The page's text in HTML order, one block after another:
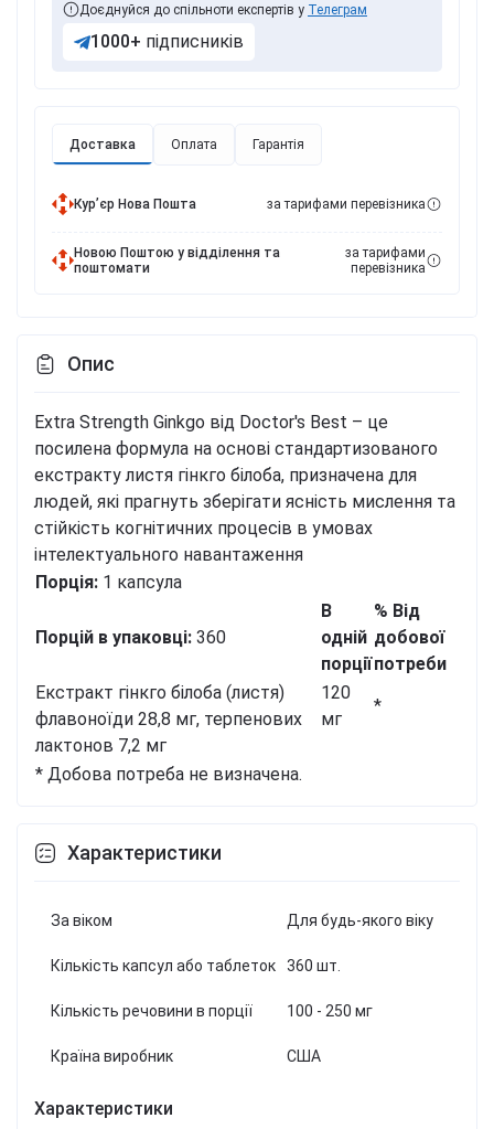
Доставка Оплата Гарантія
Курʼєр Нова Пошта за тарифами перевізника
Новою Поштою у відділення та
поштомати
за тарифами
перевізника
Доєднуйся до спільноти експертів у Телеграм
1000+ підписників
Опис
Extra Strength Ginkgo від Doctor's Best – це
посилена формула на основі стандартизованого
екстракту листя гінкго білоба, призначена для
людей, які прагнуть зберігати ясність мислення та
стійкість когнітичних процесів в умовах
інтелектуального навантаження
Порція: 1 капсула
Порцій в упаковці: 360
В
одній
порції
% Від
добової
потреби
Екстракт гінкго білоба (листя)
флавоноїди 28,8 мг, терпенових
лактонов 7,2 мг
120
мг
*
* Добова потреба не визначена.
Характеристики
За віком Для будь-якого віку
Кількість капсул або таблеток 360 шт.
Кількість речовини в порції 100 - 250 мг
Країна виробник США
Характеристики